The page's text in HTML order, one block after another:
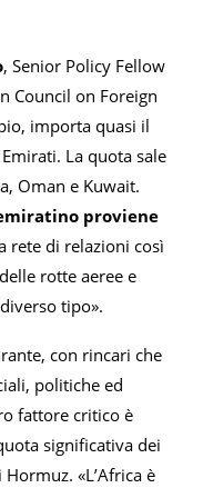
, Senior Policy Fellow
Council on Foreign
importa quasi il
La quota sale
Oman e Kuwait.
proviene
rete di relazioni così
rotte aeree e
tipo».
con rincari che
politiche ed
fattore critico è
significativa dei
«L’Africa è